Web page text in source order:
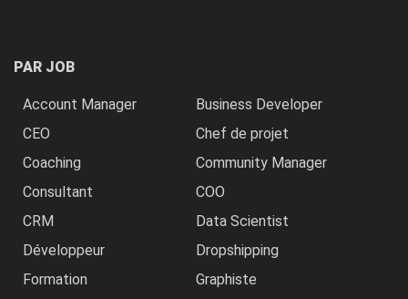
PAR JOB
Account Manager
Business Developer
CEO
Chef de projet
Coaching
Community Manager
Consultant
COO
CRM
Data Scientist
Développeur
Dropshipping
Formation
Graphiste